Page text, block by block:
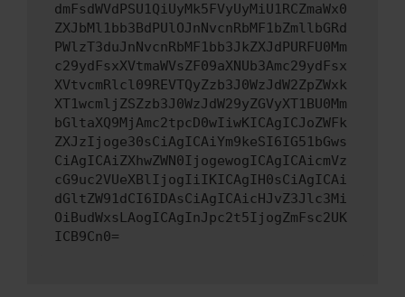
dmFsdWVdPSU1QiUyMk5FVyUyMiU1RCZmaWx0
ZXJbMl1bb3BdPUlOJnNvcnRbMF1bZmllbGRd
PWlzT3duJnNvcnRbMF1bb3JkZXJdPURFU0Mm
c29ydFsxXVtmaWVsZF09aXNUb3Amc29ydFsx
XVtvcmRlcl09REVTQyZzb3J0WzJdW2ZpZWxk
XT1wcmljZSZzb3J0WzJdW29yZGVyXT1BU0Mm
bGltaXQ9MjAmc2tpcD0wIiwKICAgICJoZWFk
ZXJzIjoge30sCiAgICAiYm9keSI6IG51bGws
CiAgICAiZXhwZWN0IjogewogICAgICAicmVz
cG9uc2VUeXBlIjogIiIKICAgIH0sCiAgICAi
dGltZW91dCI6IDAsCiAgICAicHJvZ3Jlc3Mi
OiBudWxsLAogICAgInJpc2t5IjogZmFsc2UK
ICB9Cn0=